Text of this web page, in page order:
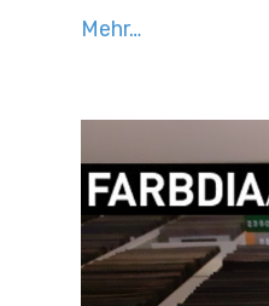
Mehr…